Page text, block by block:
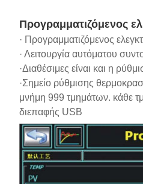
Προγραμματιζόμενος
· Προγραμματιζόμενος
· Λειτουργία αυτόματου
·Διαθέσιμες είναι και η
·Σημείο ρύθμισης
μνήμη 999 τμημάτων. κάθε
διεπαφής USB